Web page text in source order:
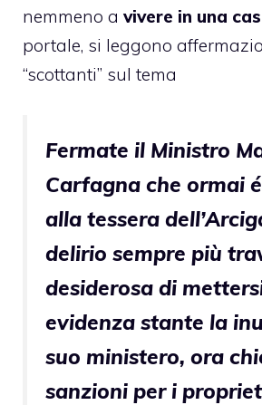
nemmeno a vivere in una
portale, si leggono
“scottanti” sul tema
Fermate il Ministro
Carfagna che ormai
alla tessera
delirio sempre più
desiderosa di
evidenza stante la
suo ministero, ora
sanzioni per i